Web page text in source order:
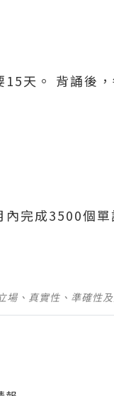
天。 背誦後
完成3500個
、真實性、準確性